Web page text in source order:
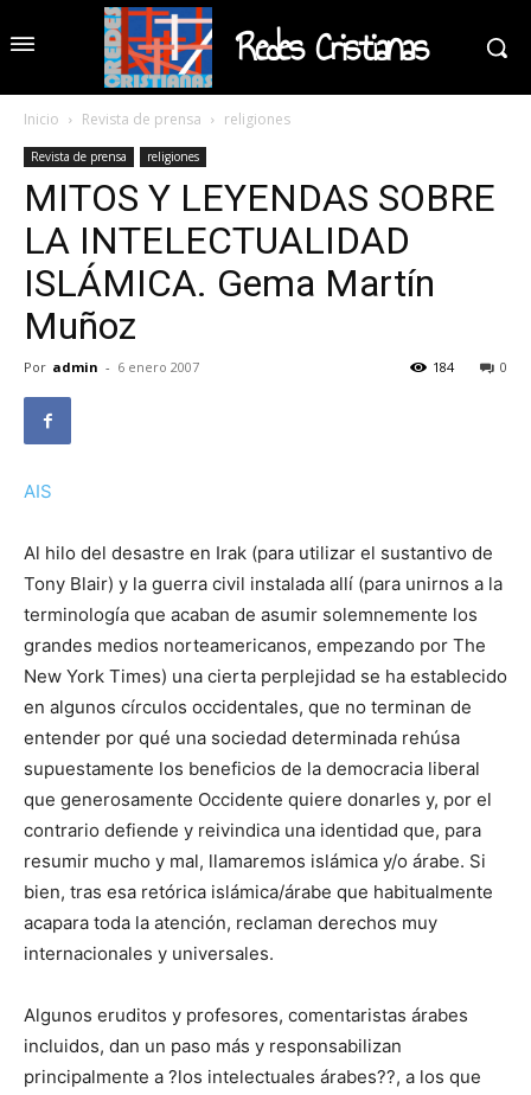
Redes Cristianas
Inicio Revista de prensa religiones
Revista de prensa religiones
MITOS Y LEYENDAS SOBRE
LA INTELECTUALIDAD
ISLÁMICA. Gema Martín
Muñoz
Por admin - 6 enero 2007 0
184
AIS
Al hilo del desastre en Irak (para utilizar el sustantivo de
Tony Blair) y la guerra civil instalada allí (para unirnos a la
terminología que acaban de asumir solemnemente los
grandes medios norteamericanos, empezando por The
New York Times) una cierta perplejidad se ha establecido
en algunos círculos occidentales, que no terminan de
entender por qué una sociedad determinada rehúsa
supuestamente los beneficios de la democracia liberal
que generosamente Occidente quiere donarles y, por el
contrario defiende y reivindica una identidad que, para
resumir mucho y mal, llamaremos islámica y/o árabe. Si
bien, tras esa retórica islámica/árabe que habitualmente
acapara toda la atención, reclaman derechos muy
internacionales y universales.
Algunos eruditos y profesores, comentaristas árabes
incluidos, dan un paso más y responsabilizan
principalmente a ?los intelectuales árabes??, a los que